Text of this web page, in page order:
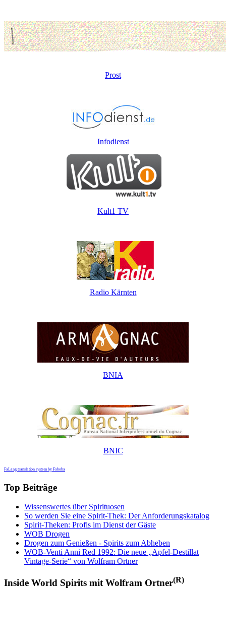
Prost
Infodienst
Kult1 TV
Radio Kärnten
BNIA
BNIC
FaLang translation system by Faboba
Top Beiträge
Wissenswertes über Spirituosen
So werden Sie eine Spirit-Thek: Der Anforderungskatalog
Spirit-Theken: Profis im Dienst der Gäste
WOB Drogen
Drogen zum Genießen - Spirits zum Abheben
WOB-Venti Anni Red 1992: Die neue „Apfel-Destillat
Vintage-Serie“ von Wolfram Ortner
Inside World Spirits mit Wolfram Ortner(R)